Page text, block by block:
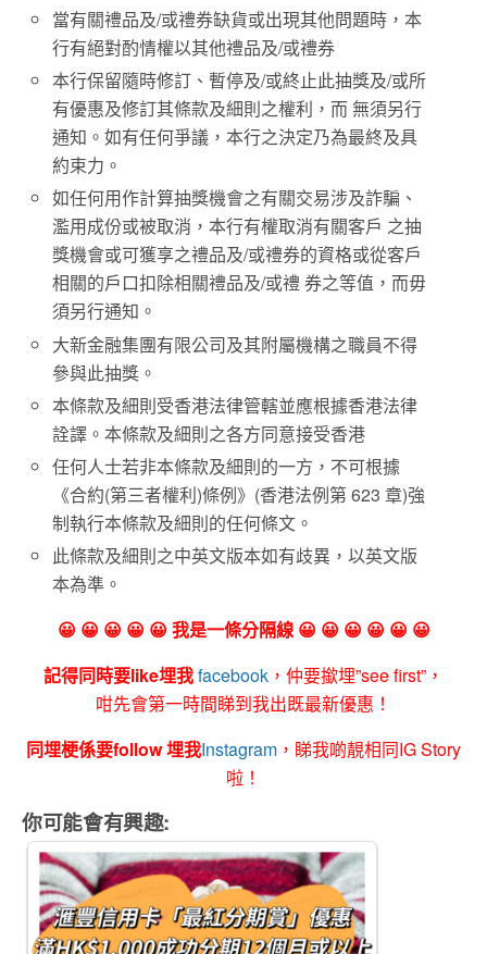
當有關禮品及/或禮券缺貨或出現其他問題時，本
行有絕對酌情權以其他禮品及/或禮券
本行保留隨時修訂、暫停及/或終止此抽獎及/或所
有優惠及修訂其條款及細則之權利，而 無須另行
通知。如有任何爭議，本行之決定乃為最終及具
約束力。
如任何用作計算抽獎機會之有關交易涉及詐騙、
濫用成份或被取消，本行有權取消有關客戶 之抽
獎機會或可獲享之禮品及/或禮券的資格或從客戶
相關的戶口扣除相關禮品及/或禮 券之等值，而毋
須另行通知。
大新金融集團有限公司及其附屬機構之職員不得
參與此抽獎。
本條款及細則受香港法律管轄並應根據香港法律
詮譯。本條款及細則之各方同意接受香港
任何人士若非本條款及細則的一方，不可根據
《合約(第三者權利)條例》(香港法例第 623 章)強
制執行本條款及細則的任何條文。
此條款及細則之中英文版本如有歧異，以英文版
本為準。
😀 😀 😀 😀 😀 我是一條分隔線 😀 😀 😀 😀 😀 😀
記得同時要like埋我facebook ，仲要撳埋”see first”，
咁先會第一時間睇到我出既最新優惠！
同埋梗係要follow 埋我Instagram ，睇我啲靚相同IG Story
啦！
你可能會有興趣: